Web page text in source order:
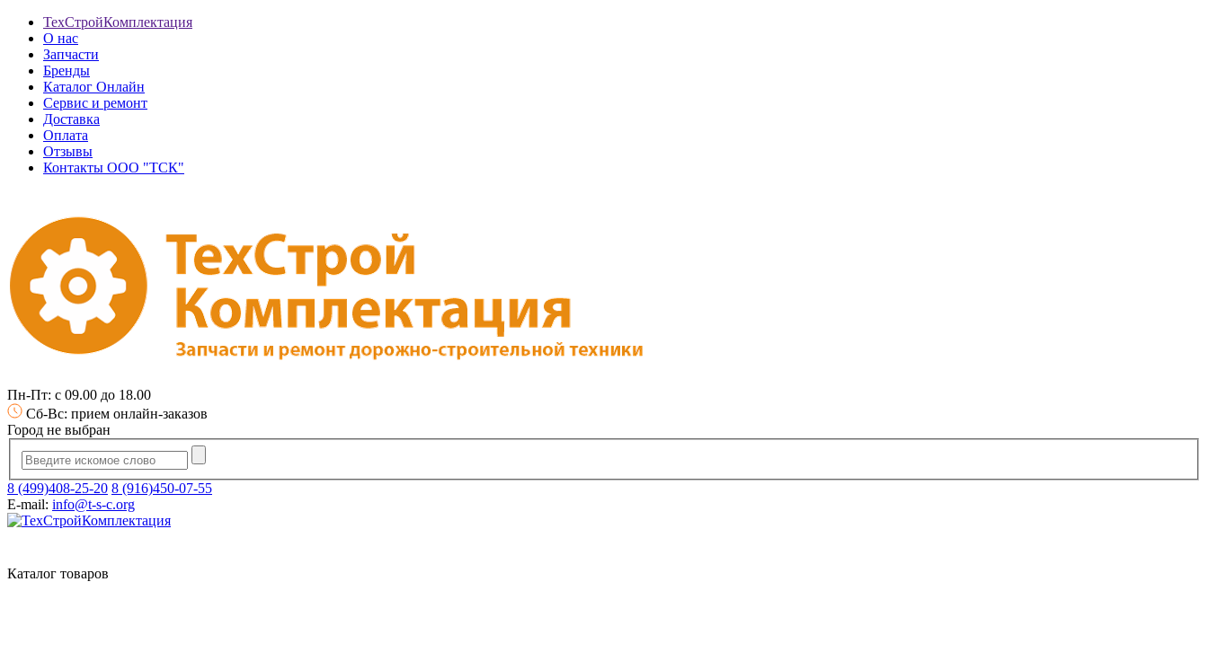
ТехСтройКомплектация
О нас
Запчасти
Бренды
Каталог Онлайн
Сервис и ремонт
Доставка
Оплата
Отзывы
Контакты ООО "ТСК"
Пн-Пт: с 09.00 до 18.00
Сб-Вс: прием онлайн-заказов
Город не выбран
8 (499)408-25-20 8 (916)450-07-55
E-mail: info@t-s-c.org
Каталог товаров